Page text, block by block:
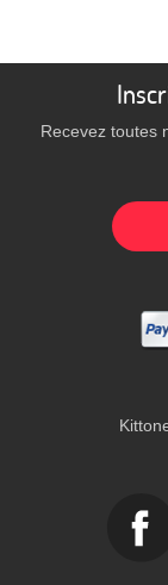
Recevez toutes